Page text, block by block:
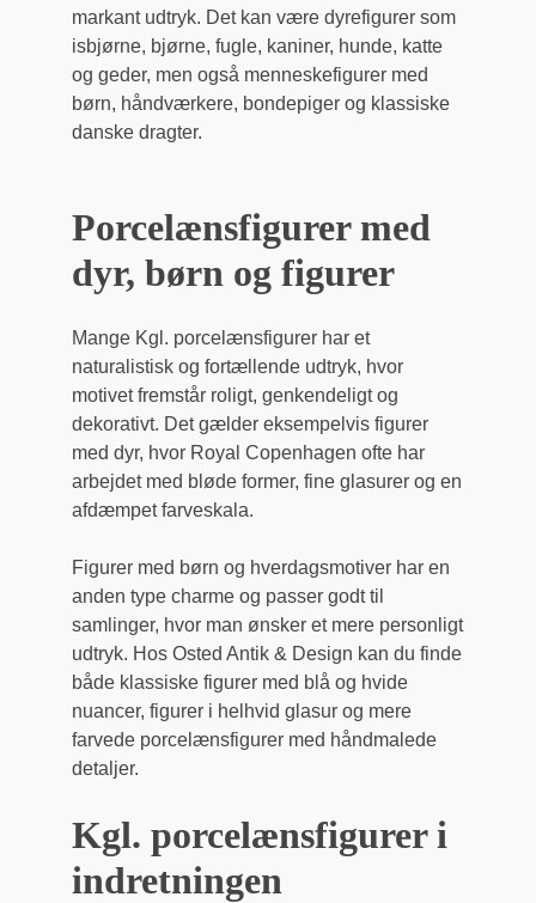
markant udtryk. Det kan være dyrefigurer som
isbjørne, bjørne, fugle, kaniner, hunde, katte
og geder, men også menneskefigurer med
børn, håndværkere, bondepiger og klassiske
danske dragter.
Porcelænsfigurer med
dyr, børn og figurer
Mange Kgl. porcelænsfigurer har et
naturalistisk og fortællende udtryk, hvor
motivet fremstår roligt, genkendeligt og
dekorativt. Det gælder eksempelvis figurer
med dyr, hvor Royal Copenhagen ofte har
arbejdet med bløde former, fine glasurer og en
afdæmpet farveskala.
Figurer med børn og hverdagsmotiver har en
anden type charme og passer godt til
samlinger, hvor man ønsker et mere personligt
udtryk. Hos Osted Antik & Design kan du finde
både klassiske figurer med blå og hvide
nuancer, figurer i helhvid glasur og mere
farvede porcelænsfigurer med håndmalede
detaljer.
Kgl. porcelænsfigurer i
indretningen